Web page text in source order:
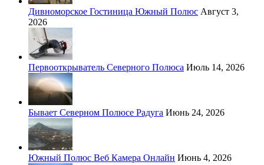
Дивноморское Гостиница Южный Полюс Август 3,
2026
Первооткрыватель Северного Полюса Июль 14, 2026
Бывает Северном Полюсе Радуга Июнь 24, 2026
Южный Полюс Веб Камера Онлайн Июнь 4, 2026